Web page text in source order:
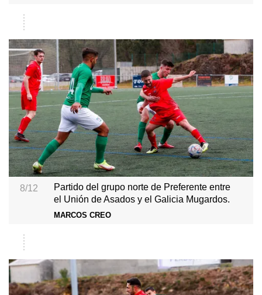
8/12
Partido del grupo norte de Preferente entre
el Unión de Asados y el Galicia Mugardos.
MARCOS CREO